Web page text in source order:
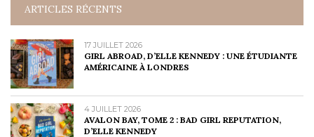
ARTICLES RÉCENTS
17 JUILLET 2026
GIRL ABROAD, D’ELLE KENNEDY : UNE ÉTUDIANTE
AMÉRICAINE À LONDRES
4 JUILLET 2026
AVALON BAY, TOME 2 : BAD GIRL REPUTATION,
D’ELLE KENNEDY